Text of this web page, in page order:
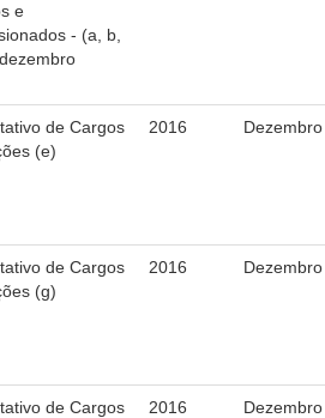
do Centro de Inteligência
de Raça, Gênero e Diversidade
Itinerante
de Avaliação Documental
Colaborativa
e
- (a, b,
de Cargos
(e)
2016 Dezembro
de Cargos
(g)
2016 Dezembro
de Cargos
2016 Dezembro